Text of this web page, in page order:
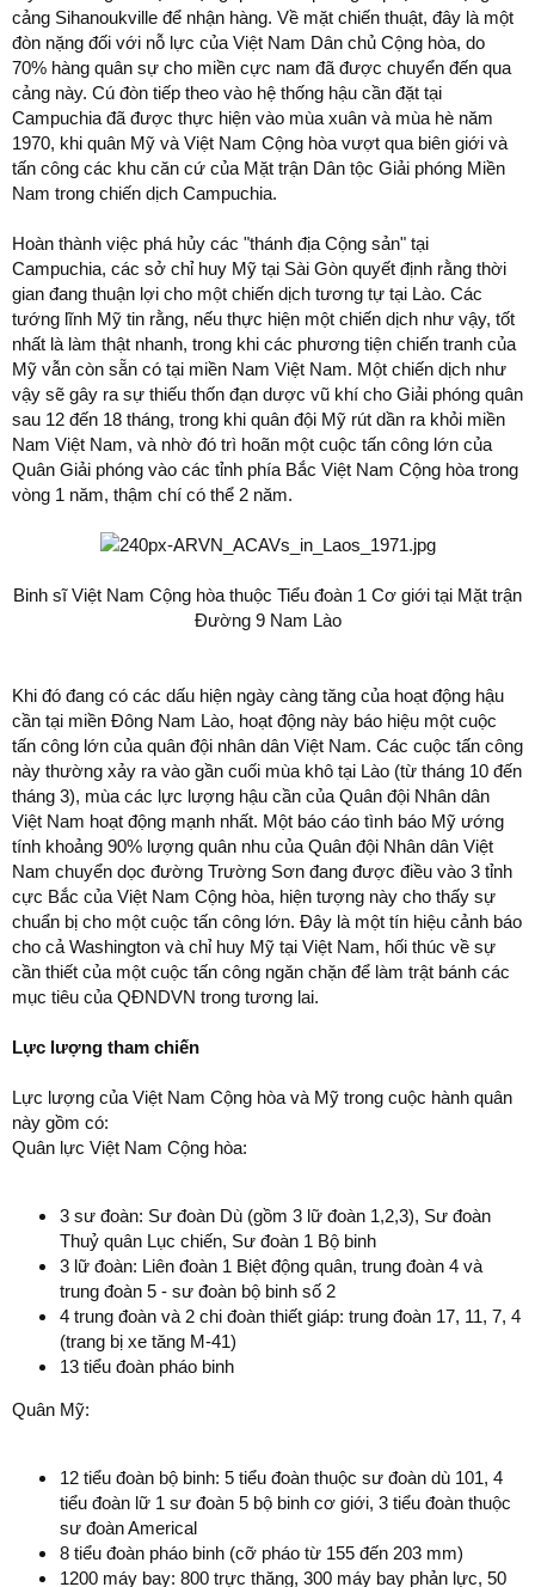
cảng Sihanoukville để nhận hàng. Về mặt chiến thuật, đây là một
đòn nặng đối với nỗ lực của Việt Nam Dân chủ Cộng hòa, do
70% hàng quân sự cho miền cực nam đã được chuyển đến qua
cảng này. Cú đòn tiếp theo vào hệ thống hậu cần đặt tại
Campuchia đã được thực hiện vào mùa xuân và mùa hè năm
1970, khi quân Mỹ và Việt Nam Cộng hòa vượt qua biên giới và
tấn công các khu căn cứ của Mặt trận Dân tộc Giải phóng Miền
Nam trong chiến dịch Campuchia.
Hoàn thành việc phá hủy các "thánh địa Cộng sản" tại
Campuchia, các sở chỉ huy Mỹ tại Sài Gòn quyết định rằng thời
gian đang thuận lợi cho một chiến dịch tương tự tại Lào. Các
tướng lĩnh Mỹ tin rằng, nếu thực hiện một chiến dịch như vậy, tốt
nhất là làm thật nhanh, trong khi các phương tiện chiến tranh của
Mỹ vẫn còn sẵn có tại miền Nam Việt Nam. Một chiến dịch như
vậy sẽ gây ra sự thiếu thốn đạn dược vũ khí cho Giải phóng quân
sau 12 đến 18 tháng, trong khi quân đội Mỹ rút dần ra khỏi miền
Nam Việt Nam, và nhờ đó trì hoãn một cuộc tấn công lớn của
Quân Giải phóng vào các tỉnh phía Bắc Việt Nam Cộng hòa trong
vòng 1 năm, thậm chí có thể 2 năm.
Binh sĩ Việt Nam Cộng hòa thuộc Tiểu đoàn 1 Cơ giới tại Mặt trận
Đường 9 Nam Lào
Khi đó đang có các dấu hiện ngày càng tăng của hoạt động hậu
cần tại miền Đông Nam Lào, hoạt động này báo hiệu một cuộc
tấn công lớn của quân đội nhân dân Việt Nam. Các cuộc tấn công
này thường xảy ra vào gần cuối mùa khô tại Lào (từ tháng 10 đến
tháng 3), mùa các lực lượng hậu cần của Quân đội Nhân dân
Việt Nam hoạt động mạnh nhất. Một báo cáo tình báo Mỹ ướng
tính khoảng 90% lượng quân nhu của Quân đội Nhân dân Việt
Nam chuyển dọc đường Trường Sơn đang được điều vào 3 tỉnh
cực Bắc của Việt Nam Cộng hòa, hiện tượng này cho thấy sự
chuẩn bị cho một cuộc tấn công lớn. Đây là một tín hiệu cảnh báo
cho cả Washington và chỉ huy Mỹ tại Việt Nam, hối thúc về sự
cần thiết của một cuộc tấn công ngăn chặn để làm trật bánh các
mục tiêu của QĐNDVN trong tương lai.
Lực lượng tham chiến
Lực lượng của Việt Nam Cộng hòa và Mỹ trong cuộc hành quân
này gồm có:
Quân lực Việt Nam Cộng hòa:
3 sư đoàn: Sư đoàn Dù (gồm 3 lữ đoàn 1,2,3), Sư đoàn
Thuỷ quân Lục chiến, Sư đoàn 1 Bộ binh
3 lữ đoàn: Liên đoàn 1 Biệt động quân, trung đoàn 4 và
trung đoàn 5 - sư đoàn bộ binh số 2
4 trung đoàn và 2 chi đoàn thiết giáp: trung đoàn 17, 11, 7, 4
(trang bị xe tăng M-41)
13 tiểu đoàn pháo binh
Quân Mỹ:
12 tiểu đoàn bộ binh: 5 tiểu đoàn thuộc sư đoàn dù 101, 4
tiểu đoàn lữ 1 sư đoàn 5 bộ binh cơ giới, 3 tiểu đoàn thuộc
sư đoàn Americal
8 tiểu đoàn pháo binh (cỡ pháo từ 155 đến 203 mm)
1200 máy bay: 800 trực thăng, 300 máy bay phản lực, 50